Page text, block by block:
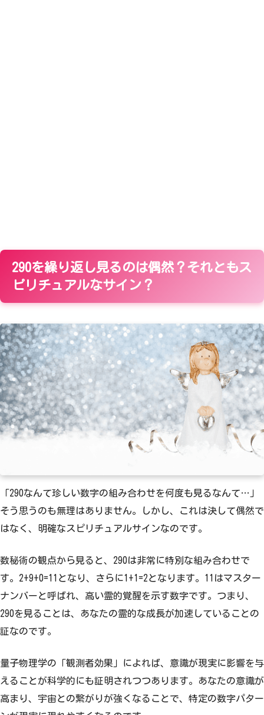
290を繰り返し見るのは偶然？それともス
ピリチュアルなサイン？
「290なんて珍しい数字の組み合わせを何度も見るなんて…」
そう思うのも無理はありません。しかし、これは決して偶然で
はなく、明確なスピリチュアルサインなのです。
数秘術の観点から見ると、290は非常に特別な組み合わせで
す。2+9+0=11となり、さらに1+1=2となります。11はマスター
ナンバーと呼ばれ、高い霊的覚醒を示す数字です。つまり、
290を見ることは、あなたの霊的な成長が加速していることの
証なのです。
量子物理学の「観測者効果」によれば、意識が現実に影響を与
えることが科学的にも証明されつつあります。あなたの意識が
高まり、宇宙との繋がりが強くなることで、特定の数字パター